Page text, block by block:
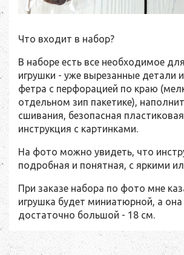
Что входит в набор?
В наборе есть все необходимое
игрушки - уже вырезанные детали
фетра с перфорацией по краю
отдельном зип пакетике),
сшивания, безопасная пластиковая
инструкция с картинками.
На фото можно увидеть, что
подробная и понятная, с яркими
При заказе набора по фото мне
игрушка будет миниатюрной, а
достаточно большой - 18 см.